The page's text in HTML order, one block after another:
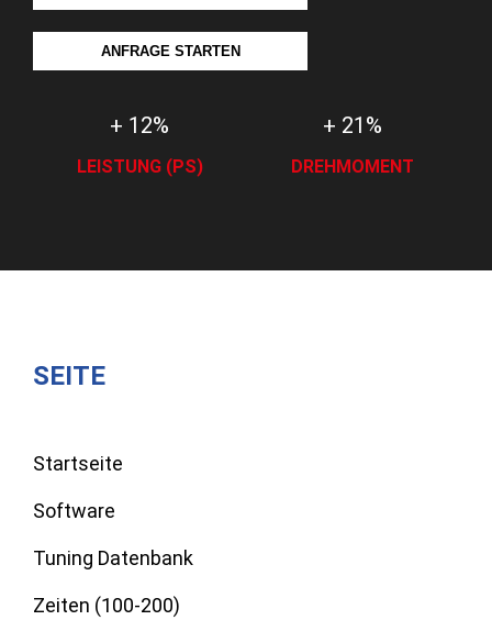
ANFRAGE STARTEN
+ 12%
LEISTUNG (PS)
+ 21%
DREHMOMENT
SEITE
Startseite
Software
Tuning Datenbank
Zeiten (100-200)